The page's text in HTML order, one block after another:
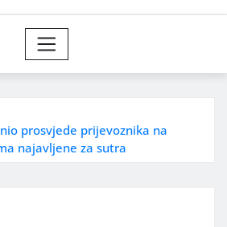
prosvjede prijevoznika na
najavljene za sutra